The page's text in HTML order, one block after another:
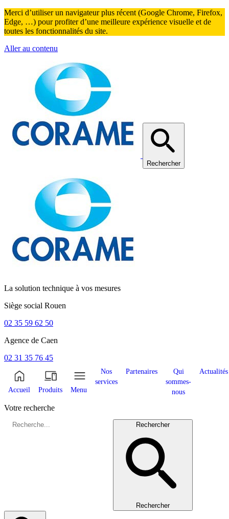
Merci d’utiliser un navigateur plus récent (Google Chrome, Firefox,
Edge, …) pour profiter d’une meilleure expérience visuelle et de
toutes les fonctionnalités du site.
Aller au contenu
Rechercher
La solution technique à vos mesures
Siège social Rouen
02 35 59 62 50
Agence de Caen
02 31 35 76 45
Accueil Produits Menu
Nos
services
Partenaires
Qui
sommes-
nous
Actualités
Votre recherche
Rechercher
Rechercher